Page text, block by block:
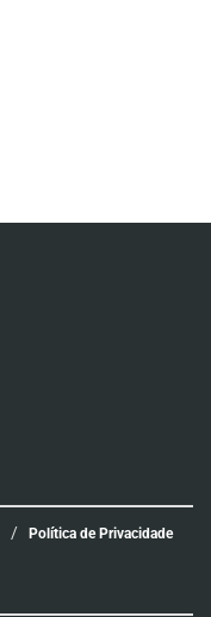
Política de Privacidade